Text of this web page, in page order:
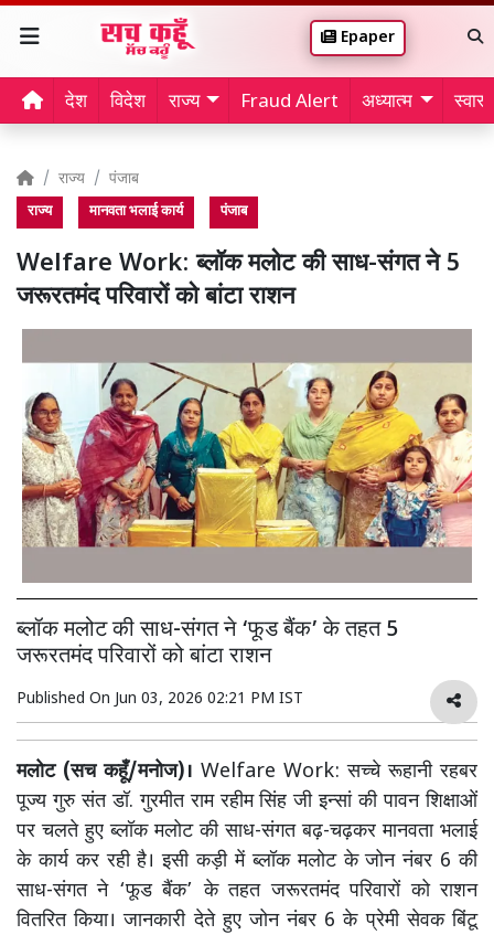
Epaper
देश विदेश राज्य Fraud Alert अध्यात्म
राज्य पंजाब
राज्य मानवता भलाई कार्य पंजाब
Welfare Work: ब्लॉक मलोट की साध-संगत ने 5
जरूरतमंद परिवारों को बांटा राशन
ब्लॉक मलोट की साध-संगत ने ‘फूड बैंक’ के तहत 5
जरूरतमंद परिवारों को बांटा राशन
Published On Jun 03, 2026 02:21 PM IST
मलोट (सच कहूँ/मनोज)। Welfare Work: सच्चे रूहानी रहबर
पूज्य गुरु संत डॉ. गुरमीत राम रहीम सिंह जी इन्सां की पावन शिक्षाओं
पर चलते हुए ब्लॉक मलोट की साध-संगत बढ़-चढ़कर मानवता भलाई
के कार्य कर रही है। इसी कड़ी में ब्लॉक मलोट के जोन नंबर 6 की
साध-संगत ने ‘फूड बैंक’ के तहत जरूरतमंद परिवारों को राशन
वितरित किया। जानकारी देते हुए जोन नंबर 6 के प्रेमी सेवक बिंटू